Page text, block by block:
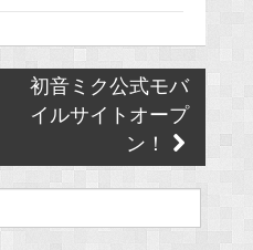
初音ミク公式モバ
イルサイトオープ
ン！